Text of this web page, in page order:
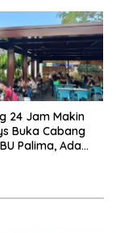
24 Jam Makin
Buka Cabang
Palima, Ada